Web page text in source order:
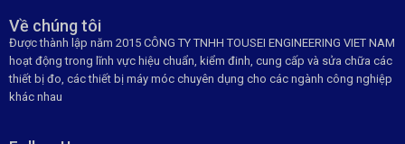
Về chúng tôi
Được thành lập năm 2015 CÔNG TY TNHH TOUSEI ENGINEERING VIET NAM
hoạt động trong lĩnh vực hiệu chuẩn, kiểm đinh, cung cấp và sửa chữa các
thiết bị đo, các thiết bị máy móc chuyên dụng cho các ngành công nghiệp
khác nhau